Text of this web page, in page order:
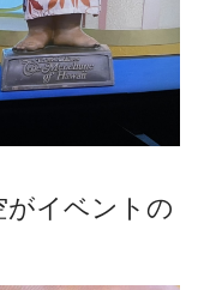
がイベントの